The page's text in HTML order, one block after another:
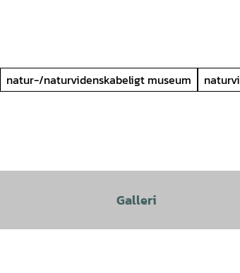
natur-/naturvidenskabeligt museum
Galleri